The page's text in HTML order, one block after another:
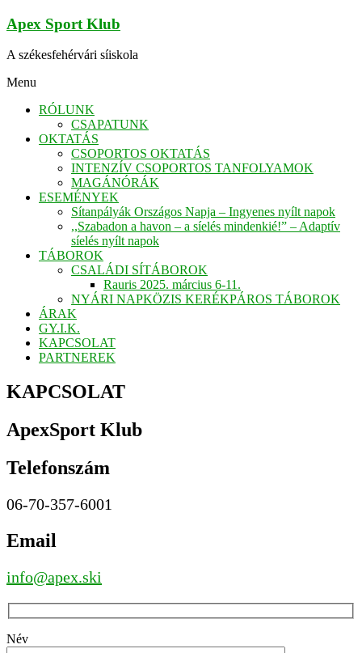
Skip
content
Apex Sport Klub
A székesfehérvári síiskola
Menu
RÓLUNK
CSAPATUNK
OKTATÁS
CSOPORTOS OKTATÁS
INTENZÍV CSOPORTOS TANFOLYAMOK
MAGÁNÓRÁK
ESEMÉNYEK
Sítanpályák Országos Napja – Ingyenes nyílt napok
,,Szabadon a havon – a síelés mindenkié!” – Adaptív
síelés nyílt napok
TÁBOROK
CSALÁDI SÍTÁBOROK
Rauris 2025. március 6-11.
NYÁRI NAPKÖZIS KERÉKPÁROS TÁBOROK
ÁRAK
GY.I.K.
KAPCSOLAT
PARTNEREK
KAPCSOLAT
ApexSport Klub
Telefonszám
06-70-357-6001
Email
info@apex.ski
Név